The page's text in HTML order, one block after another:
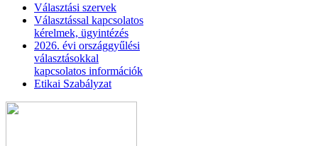
Választási szervek
Választással kapcsolatos
kérelmek, ügyintézés
2026. évi országgyűlési
választásokkal
kapcsolatos információk
Etikai Szabályzat